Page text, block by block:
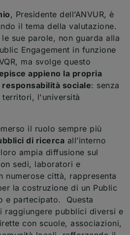
, Presidente dell’ANVUR, è
il tema della valutazione.
sue parole, non guarda alla
Engagement in funzione
ma svolge questo
appieno la propria
sociale: senza
territori, l'università
il ruolo sempre più
di ricerca all’interno
ampia diffusione sul
sedi, laboratori e
numerose città, rappresenta
la costruzione di un Public
e partecipato. Questa
raggiungere pubblici diversi e
con scuole, associazioni,